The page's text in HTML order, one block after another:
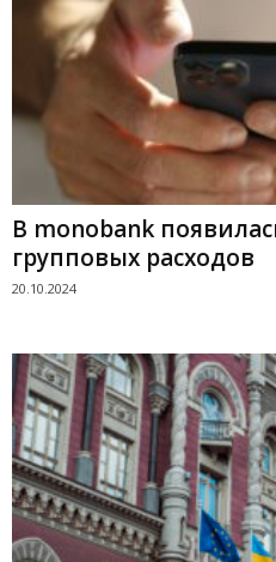
В monobank
групповых расходов
20.10.2024